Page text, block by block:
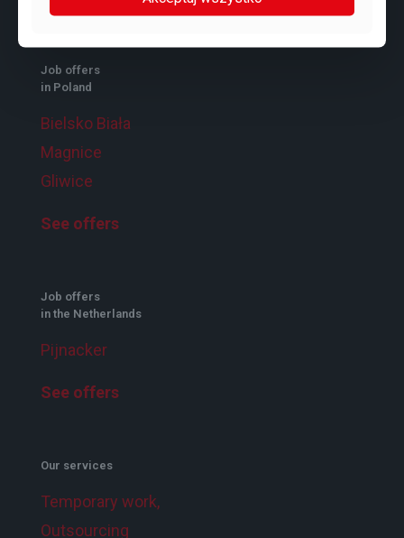
biuro@niden.pl
Job offers
in Poland
Bielsko Biała
Magnice
Gliwice
See offers
Job offers
in the Netherlands
Pijnacker
See offers
Our services
Temporary work,
Outsourcing